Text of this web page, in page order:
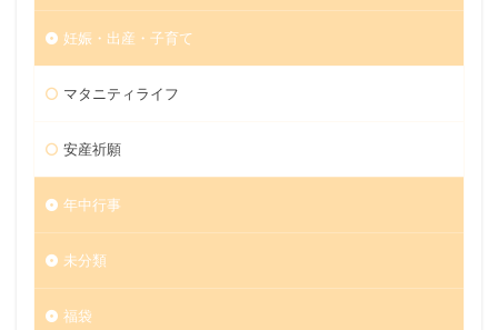
妊娠・出産・子育て
マタニティライフ
安産祈願
年中行事
未分類
福袋